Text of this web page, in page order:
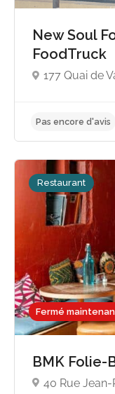
New Soul
FoodTruck
177 Quai de
Fermé
Restaurant
BMK Folie-
40 Rue Jean-